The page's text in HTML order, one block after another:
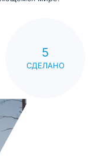
5
СДЕЛАНО